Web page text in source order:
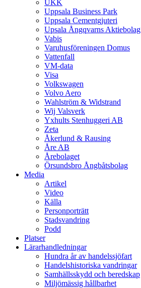
UKK
Uppsala Business Park
Uppsala Cementgjuteri
Upsala Ångqvarns Aktiebolag
Vabis
Varuhusföreningen Domus
Vattenfall
VM-data
Visa
Volkswagen
Volvo Aero
Wahlström & Widstrand
Wij Valsverk
Yxhults Stenhuggeri AB
Zeta
Åkerlund & Rausing
Åre AB
Årebolaget
Örsundsbro Ångbåtsbolag
Media
Artikel
Video
Källa
Personporträtt
Stadsvandring
Podd
Platser
Lärarhandledningar
Hundra år av handelssjöfart
Handelshistoriska vandringar
Samhällsskydd och beredskap
Miljömässig hållbarhet